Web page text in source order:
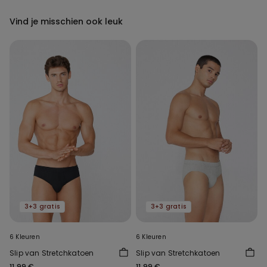
Vind je misschien ook leuk
3+3 gratis
6 Kleuren
Slip van Stretchkatoen
3+3 gratis
6 Kleuren
Slip van Stretchkatoen